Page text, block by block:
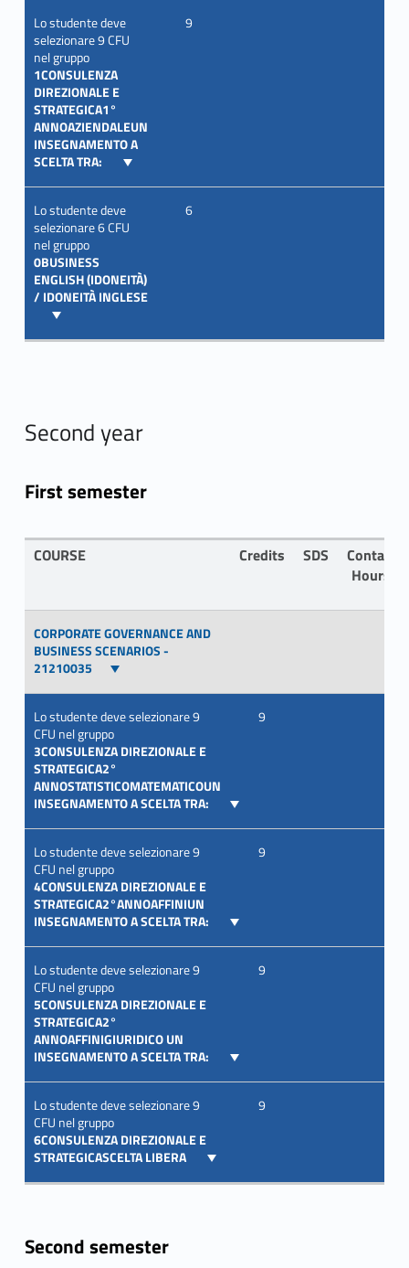
Lo studente deve
selezionare 9 CFU
nel gruppo
1CONSULENZA
DIREZIONALE E
STRATEGICA1°
ANNOAZIENDALEUN
INSEGNAMENTO A
SCELTA TRA:
9
Lo studente deve
selezionare 6 CFU
nel gruppo
0BUSINESS
ENGLISH (IDONEITÀ)
/ IDONEITÀ INGLESE
6
Second year
First semester
COURSE Credits SDS
Contact
Hours
CORPORATE GOVERNANCE AND
BUSINESS SCENARIOS -
21210035
Lo studente deve selezionare 9
CFU nel gruppo
3CONSULENZA DIREZIONALE E
STRATEGICA2°
ANNOSTATISTICOMATEMATICOUN
INSEGNAMENTO A SCELTA TRA:
9
Lo studente deve selezionare 9
CFU nel gruppo
4CONSULENZA DIREZIONALE E
STRATEGICA2°ANNOAFFINIUN
INSEGNAMENTO A SCELTA TRA:
9
Lo studente deve selezionare 9
CFU nel gruppo
5CONSULENZA DIREZIONALE E
STRATEGICA2°
ANNOAFFINIGIURIDICO UN
INSEGNAMENTO A SCELTA TRA:
9
Lo studente deve selezionare 9
CFU nel gruppo
6CONSULENZA DIREZIONALE E
STRATEGICASCELTA LIBERA
9
Second semester